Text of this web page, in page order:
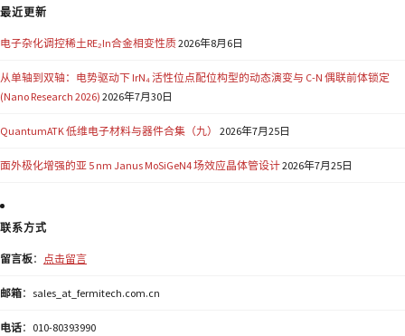
最近更新
电子杂化调控稀土RE₂In合金相变性质2026年8月6日
从单轴到双轴：电势驱动下 IrN₄ 活性位点配位构型的动态演变与 C-N 偶联前体锁定
(Nano Research 2026) 2026年7月30日
QuantumATK 低维电子材料与器件合集（九） 2026年7月25日
面外极化增强的亚 5 nm Janus MoSiGeN4 场效应晶体管设计2026年7月25日
联系方式
留言板： 点击留言
邮箱：sales_at_fermitech.com.cn
电话：010-80393990